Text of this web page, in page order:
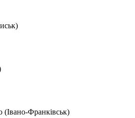
(Івано-Франківськ)